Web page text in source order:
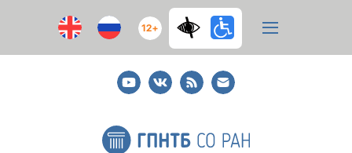
12+
YoutubeВКонтакте
RSS
E-
mail
подписка